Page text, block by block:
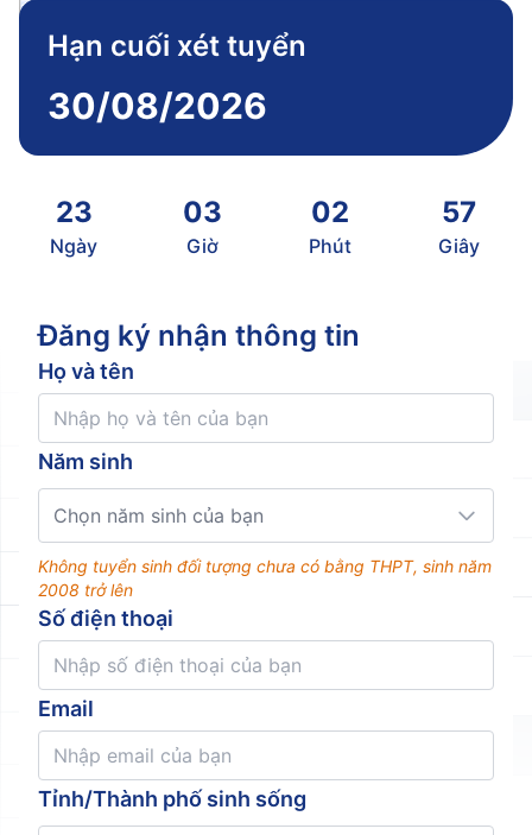
Hạn cuối xét tuyển
30/08/2026
23
Ngày
03
Giờ
02
Phút
57
Giây
Đăng ký nhận thông tin
Họ và tên
Năm sinh
Chọn năm sinh của bạn
Không tuyển sinh đối tượng chưa có bằng THPT, sinh năm
2008 trở lên
Số điện thoại
Email
Tỉnh/Thành phố sinh sống